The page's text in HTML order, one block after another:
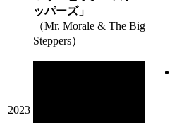
2023
ッパーズ」
（Mr. Morale & The Big
Steppers）